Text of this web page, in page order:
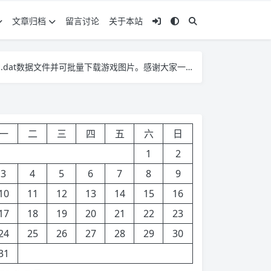
文章归档 留言讨论
关于本站
并可批量下载游戏图片。感谢大家一直以来的支持！
并可批量下载游戏图片。感谢大家一直以来的支持！
二 三 四 五 六
日
1
2
3
4 5 6 7 8
9
11 12 13 14 15
16
18 19 20 21 22
23
25 26 27 28 29
30